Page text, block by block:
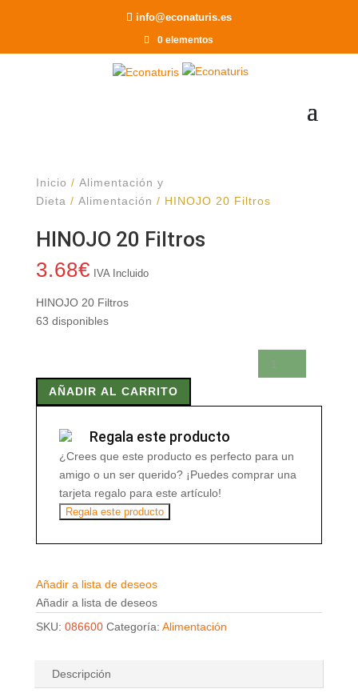
info@econaturis.es
0 elementos
Inicio / Alimentación y
Dieta / Alimentación / HINOJO 20 Filtros
HINOJO 20 Filtros
3.68€ IVA Incluido
HINOJO 20 Filtros
63 disponibles
20
Filtros
AÑADIR AL CARRITO
Regala este producto
¿Crees que este producto es perfecto para un
amigo o un ser querido? ¡Puedes comprar una
tarjeta regalo para este artículo!
Regala este producto
Añadir a lista de deseos
Añadir a lista de deseos
SKU: 086600 Categoría: Alimentación
Descripción